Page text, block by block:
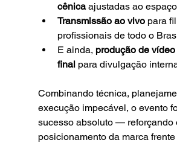
cênica ajustadas ao
Transmissão ao vivo para
profissionais de todo o
E ainda, produção de
final para divulgação
Combinando técnica,
execução impecável, o evento
sucesso absoluto — reforçando
posicionamento da marca